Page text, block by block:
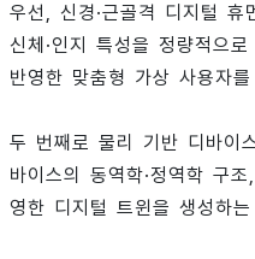
우선, 신경·근골격 디지털 휴
신체·인지 특성을 정량적으
반영한 맞춤형 가상 사용자
두 번째로 물리 기반 디바이
바이스의 동역학·정역학 구
영한 디지털 트윈을 생성하